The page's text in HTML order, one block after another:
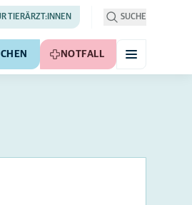
TIERÄRZT:INNEN SUCHE
NOTFALL